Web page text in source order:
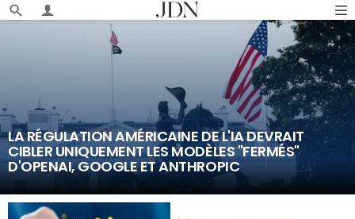
LA RÉGULATION AMÉRICAINE DE L'IA DEVRAIT
CIBLER UNIQUEMENT LES MODÈLES "FERMÉS"
D'OPENAI, GOOGLE ET ANTHROPIC